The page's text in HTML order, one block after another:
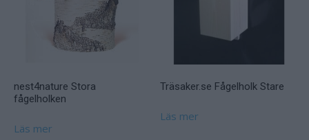
nest4nature Stora
fågelholken
Läs mer
Träsaker.se Fågelholk Stare
Läs mer